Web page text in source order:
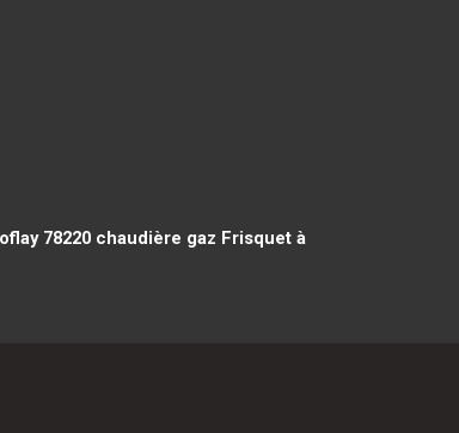
78220chaudière gaz Frisquet à